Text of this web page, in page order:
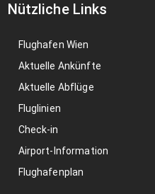
Nützliche Links
Flughafen Wien
Aktuelle Ankünfte
Aktuelle Abflüge
Fluglinien
Check-in
Airport-Information
Flughafenplan